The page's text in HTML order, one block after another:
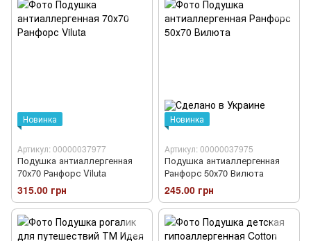
Новинка
Артикул: 00000037977
Подушка антиаллергенная
70х70 Ранфорс Viluta
315.00 грн
Новинка
Артикул: 00000037975
Подушка антиаллергенная
Ранфорс 50х70 Вилюта
245.00 грн